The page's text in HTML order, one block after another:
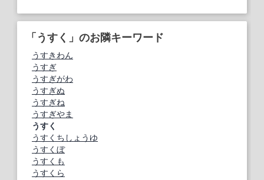
「うすく」のお隣キーワード
うすきわん
うすぎ
うすぎがわ
うすぎぬ
うすぎね
うすぎやま
うすく
うすくちしょうゆ
うすくぼ
うすくも
うすくら